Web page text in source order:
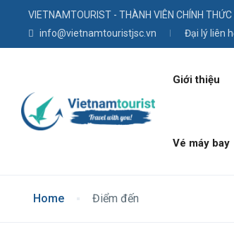
VIETNAMTOURIST - THÀNH VIÊN CHÍNH
info@vietnamtouristjsc.vn
Đại lý liên
Giới thiệu
Vé máy bay
Home Điểm đến